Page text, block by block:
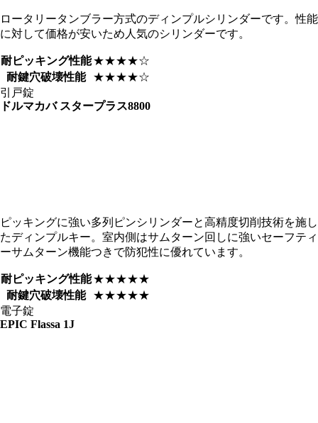
ロータリータンブラー方式のディンプルシリンダーです。性能
に対して価格が安いため人気のシリンダーです。
耐ピッキング性能★★★★☆
耐鍵穴破壊性能
★★★★☆
引戸錠
ドルマカバ スタープラス8800
ピッキングに強い多列ピンシリンダーと高精度切削技術を施し
たディンプルキー。室内側はサムターン回しに強いセーフティ
ーサムターン機能つきで防犯性に優れています。
耐ピッキング性能★★★★★
耐鍵穴破壊性能
★★★★★
電子錠
EPIC Flassa 1J